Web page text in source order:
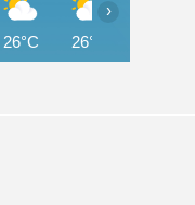
26°C 26°C
›